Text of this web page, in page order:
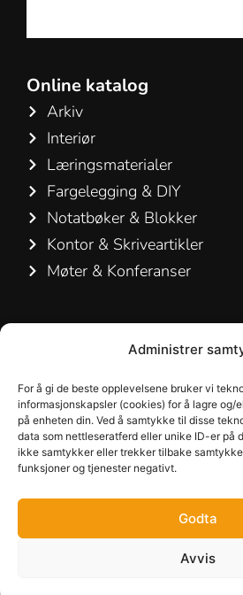
Administrer
For å gi de beste opplevelsene bruker vi
informasjonskapsler (cookies) for å lagre og/
på enheten din. Ved å samtykke til disse
data som nettleseratferd eller unike ID-er på
ikke samtykker eller trekker tilbake
funksjoner og tjenester negativt.
Godta
Avvis
Online katalog
Arkiv
Interiør
Læringsmaterialer
Fargelegging & DIY
Notatbøker & Blokker
Kontor & Skriveartikler
Møter & Konferanser
Hirsemarken 5, st. th.
3520 Farum
Danmark
+45 48 16 50 00
info-dk@hamelinbrands.com